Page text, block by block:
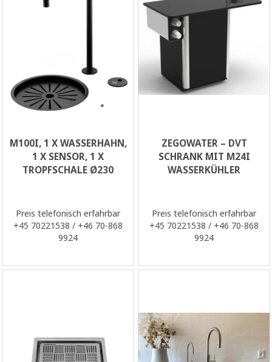
M100I, 1 X WASSERHAHN,
1 X SENSOR, 1 X
TROPFSCHALE Ø230
Preis telefonisch erfahrbar
+45 70221538 / +46 70-868
9924
ZEGOWATER – DVT
SCHRANK MIT M24I
WASSERKÜHLER
Preis telefonisch erfahrbar
+45 70221538 / +46 70-868
9924